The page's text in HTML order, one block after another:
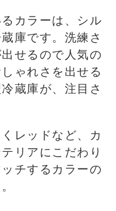
カラーは、シル
庫です。洗練さ
せるので人気の
ゃれさを出せる
蔵庫が、注目さ
レッドなど、カ
リアにこだわり
チするカラーの